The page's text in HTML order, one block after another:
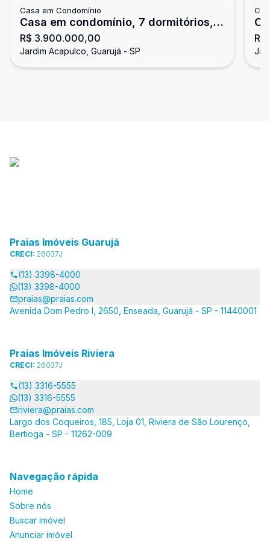
Casa em Condomínio
Casa em condomínio, 7 dormitórios,
Jardim Acapulco, Guarujá
R$ 3.900.000,00
Jardim Acapulco, Guarujá - SP
Praias Imóveis Guarujá
CRECI: 26037J
(13) 3398-4000
(13) 3398-4000
praias@praias.com
Avenida Dom Pedro I, 2650, Enseada, Guarujá - SP - 11440001
Praias Imóveis Riviera
CRECI: 26037J
(13) 3316-5555
(13) 3316-5555
riviera@praias.com
Largo dos Coqueiros, 185, Loja 01, Riviera de São Lourenço,
Bertioga - SP - 11262-009
Navegação rápida
Home
Sobre nós
Buscar imóvel
Anunciar imóvel